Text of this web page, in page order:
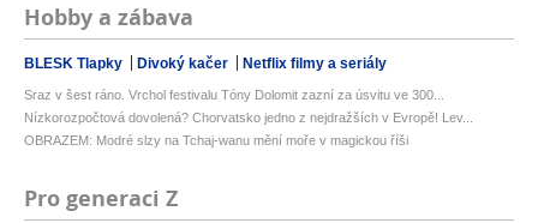
Hobby a zábava
BLESK Tlapky Divoký kačer Netflix filmy a seriály
Sraz v šest ráno. Vrchol festivalu Tóny Dolomit zazní za úsvitu ve 300...
Nízkorozpočtová dovolená? Chorvatsko jedno z nejdražších v Evropě! Lev...
OBRAZEM: Modré slzy na Tchaj-wanu mění moře v magickou říši
Pro generaci Z